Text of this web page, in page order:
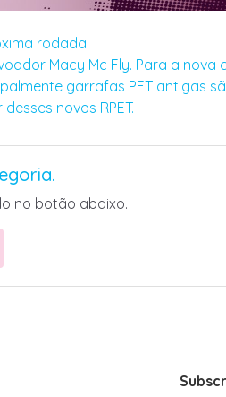
rodada!
Macy Mc Fly. Para a nova
garrafas PET antigas
novos RPET.
no botão abaixo.